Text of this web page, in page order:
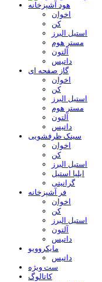
هود آشپزخانه
اخوان
کن
استیل البرز
مستر هوم
آلتون
داتیس
گاز صفحه ای
اخوان
کن
استیل البرز
مستر هوم
آلتون
داتیس
سینک ظرفشویی
اخوان
کن
استیل البرز
ایلیا استیل
گرانیتی
فر آشپزخانه
اخوان
کن
استیل البرز
آلتون
داتیس
مایکروویو
داتیس
ست ویژه
کاتالوگ